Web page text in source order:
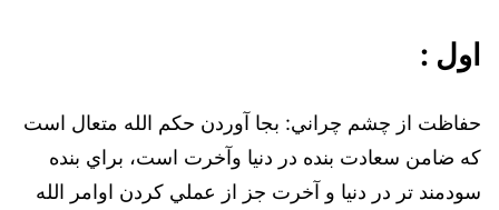
اول :‌
حفاظت از چشم چراني: بجا آوردن حکم الله متعال است
که ضامن سعادت بنده در دنيا وآخرت است، براي بنده
سودمند تر ‌در دنيا و آخرت جز از عملي كردن اوامر الله